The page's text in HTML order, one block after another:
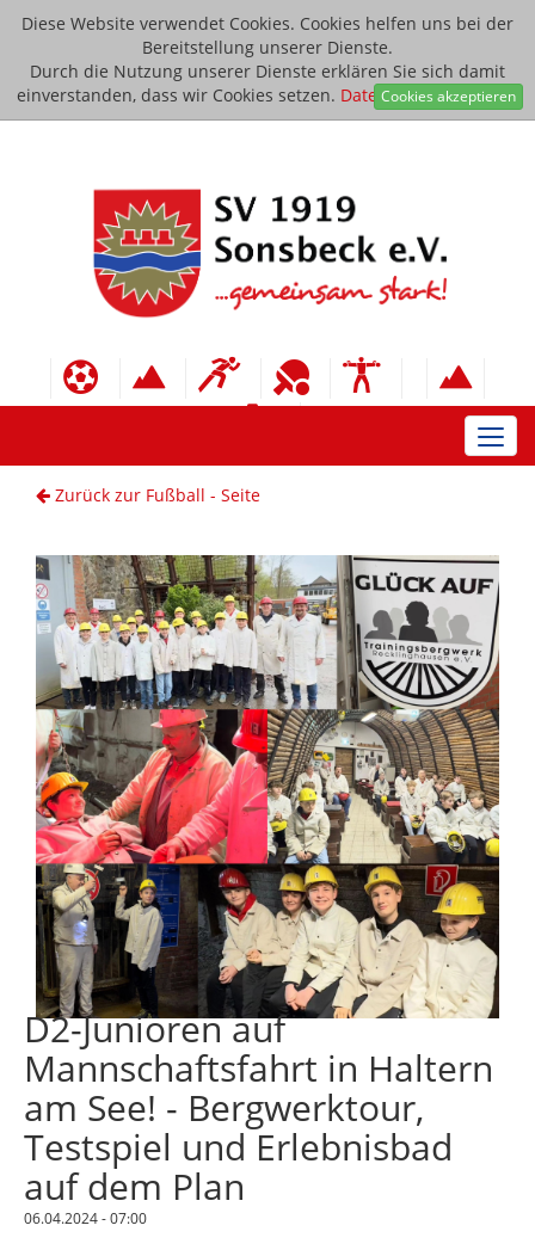
Diese Website verwendet Cookies. Cookies helfen uns bei der
Bereitstellung unserer Dienste.
Durch die Nutzung unserer Dienste erklären Sie sich damit
einverstanden, dass wir Cookies setzen. Datenschutzerklärung
Cookies akzeptieren
Zurück zur Fußball - Seite
D2-Junioren auf
Mannschaftsfahrt in Haltern
am See! - Bergwerktour,
Testspiel und Erlebnisbad
auf dem Plan
06.04.2024 - 07:00